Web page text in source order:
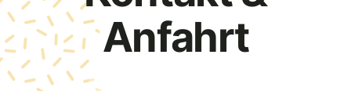
Anfahrt